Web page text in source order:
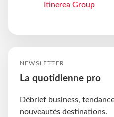
Itinerea Group
NEWSLETTER
La quotidienne pro
Débrief business,
nouveautés destinations.